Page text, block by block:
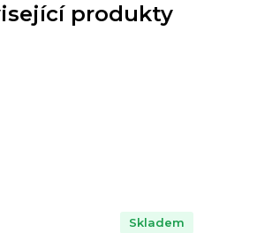
produkty
Skladem